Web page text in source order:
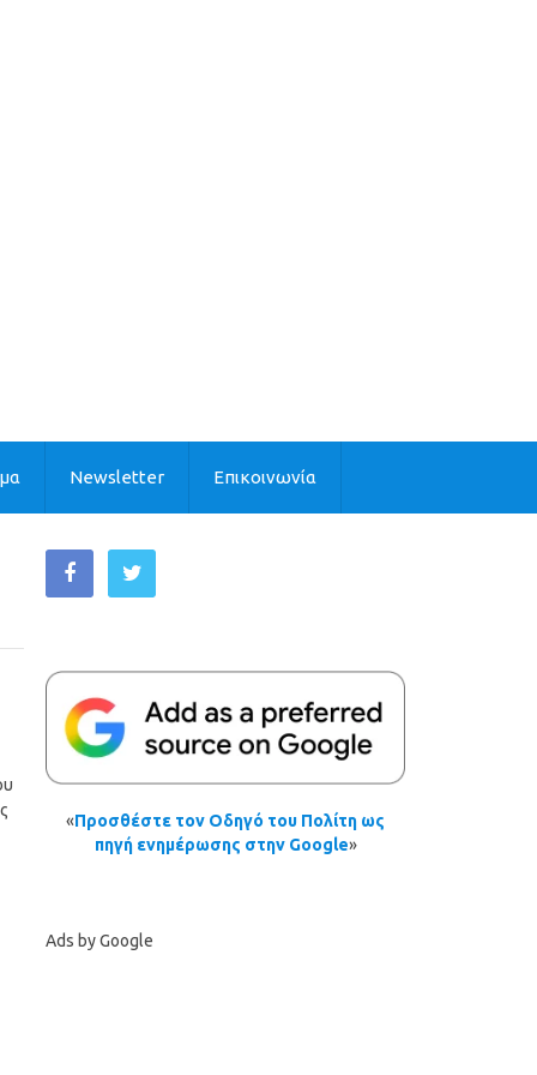
Newsletter Επικοινωνία
«Προσθέστε τον Οδηγό του Πολίτη ως
πηγή ενημέρωσης στην Google»
Ads by Google